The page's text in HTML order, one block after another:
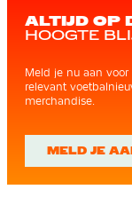
ALTIJD OP
HOOGTE
Meld je nu aan
relevant
merchandise.
MELD JE